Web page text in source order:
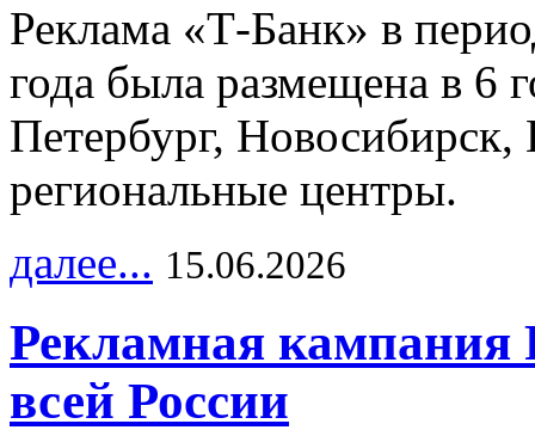
Реклама «Т-Банк» в
года была размещена в 6
Петербург,
региональные центры.
далее... 15.06.2026
Рекламная
всей России